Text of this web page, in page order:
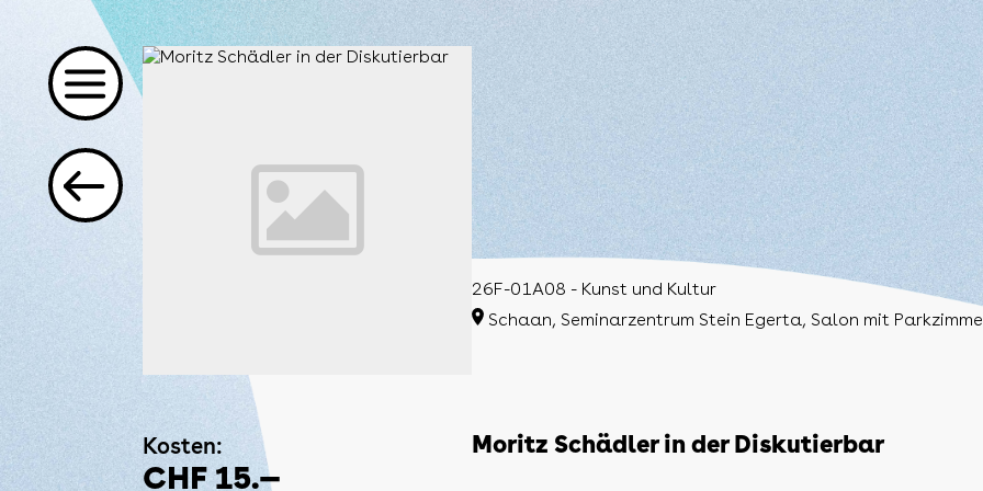
Kosten:
CHF 15.—
26F-01A08 - Kunst und Kultur
Schaan, Seminarzentrum Stein Egerta, Salon mit
Moritz Schädler in der Diskutierbar